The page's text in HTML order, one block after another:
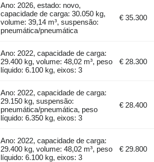
Ano: 2026, estado: novo,
capacidade de carga: 30.050 kg,
volume: 39,14 m³, suspensão:
pneumática/pneumática
€ 35.300
Ano: 2022, capacidade de carga:
29.400 kg, volume: 48,02 m³, peso
líquido: 6.100 kg, eixos: 3
€ 28.300
Ano: 2022, capacidade de carga:
29.150 kg, suspensão:
pneumática/pneumática, peso
líquido: 6.350 kg, eixos: 3
€ 28.400
Ano: 2022, capacidade de carga:
29.400 kg, volume: 48,02 m³, peso
líquido: 6.100 kg, eixos: 3
€ 29.800